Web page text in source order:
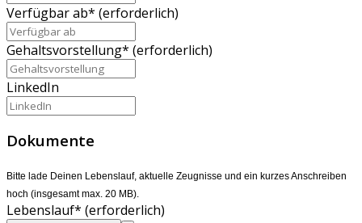
Verfügbar ab* (erforderlich)
Gehaltsvorstellung* (erforderlich)
LinkedIn
Dokumente
Bitte lade Deinen Lebenslauf, aktuelle Zeugnisse und ein kurzes Anschreiben
hoch (insgesamt max. 20 MB).
Lebenslauf* (erforderlich)